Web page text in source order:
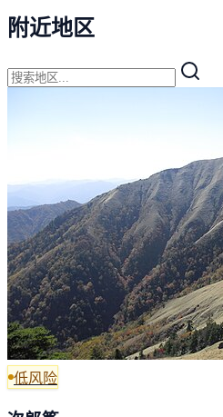
附近地区
低风险